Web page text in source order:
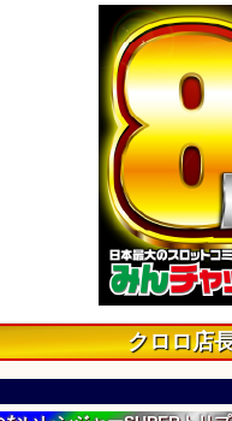
クロロ店